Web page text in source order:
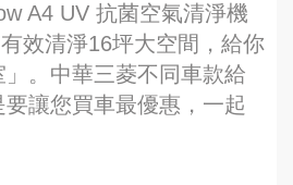
A4 UV 抗菌空氣清淨機
效清淨16坪大空間，給你
。中華三菱不同車款給
讓您買車最優惠，一起